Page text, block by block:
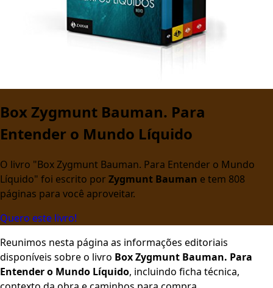
Box Zygmunt Bauman. Para
Entender o Mundo Líquido
O livro "Box Zygmunt Bauman. Para Entender o Mundo
Líquido" foi escrito por Zygmunt Bauman e tem 808
páginas para você aproveitar.
Quero este livro!
Reunimos nesta página as informações editoriais
disponíveis sobre o livro Box Zygmunt Bauman. Para
Entender o Mundo Líquido, incluindo ficha técnica,